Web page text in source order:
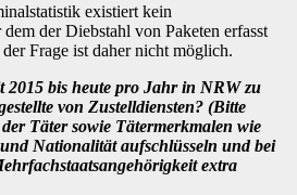
existiert kein
dem der Diebstahl von Paketen erfasst
Frage ist daher nicht möglich.
2015 bis heute pro Jahr in NRW zu
von Zustelldiensten? (Bitte
Täter sowie Tätermerkmalen wie
Nationalität aufschlüsseln und bei
extra